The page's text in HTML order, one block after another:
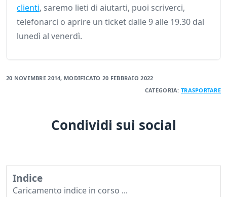
clienti, saremo lieti di aiutarti, puoi scriverci,
telefonarci o aprire un ticket dalle 9 alle 19.30 dal
lunedì al venerdì.
20 NOVEMBRE 2014, MODIFICATO 20 FEBBRAIO 2022
CATEGORIA: TRASPORTARE
Condividi sui social
Indice
Caricamento indice in corso ...